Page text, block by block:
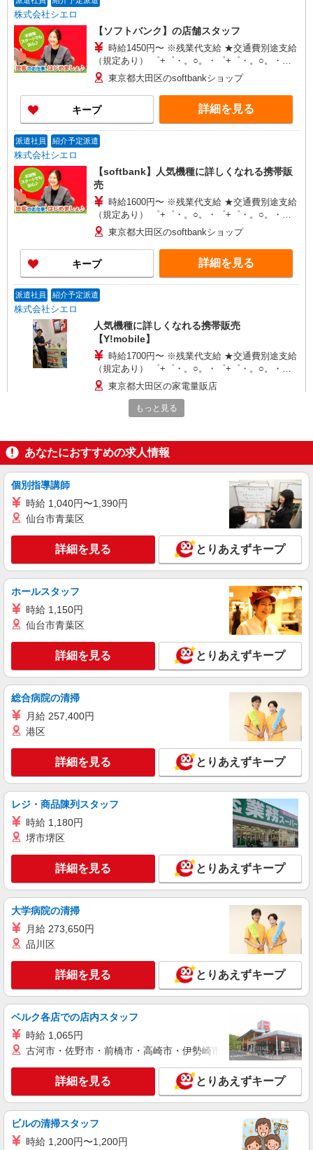
株式会社シエロ
【ソフトバンク】の店舗スタッフ
時給1450円〜 ※残業代支給 ★交通費別途支給
（規定あり） ゜+゜・。○。・゜+゜・。○。・゜
+゜ 入社祝い金10万円支給(規定有) お友達を紹介
頂くと, インセンティブ支給(規定有) ★月2回払
い・週払い可能（規程有）★ ゜・。○。・゜
+゜・。○。・゜+゜
東京都大田区のsoftbankショップ
キープ 詳細を見る
派遣社員 紹介予定派遣
株式会社シエロ
【softbank】人気機種に詳しくなれる携帯販
売
時給1600円〜 ※残業代支給 ★交通費別途支給
（規定あり） ゜+゜・。○。・゜+゜・。○。・゜
+゜ 入社祝い金10万円支給(規定有) お友達を紹介
頂くと, インセンティブ支給(規定有) ★月2回払
い・週払い可能（規程有）★ ゜・。○。・゜
+゜・。○。・゜+゜
東京都大田区のsoftbankショップ
キープ 詳細を見る
派遣社員 紹介予定派遣
株式会社シエロ
人気機種に詳しくなれる携帯販売
【Y!mobile】
時給1700円〜 ※残業代支給 ★交通費別途支給
（規定あり） ゜+゜・。○。・゜+゜・。○。・゜
+゜ 入社祝い金10万円支給(規定有) お友達を紹介
頂くと, インセンティブ支給(規定有) ★月2回払
い・週払い可能（規程有）★ ゜・。○。・゜
+゜・。○。・゜+゜
東京都大田区の家電量販店
派遣社員 紹介予定派遣
株式会社シエロ
【softbank】の携帯販売スタッフ
時給1600円〜 ※残業代支給 ★交通費別途支給
（規定あり） ゜+゜・。○。・゜+゜・。○。・゜
+゜ 入社祝い金10万円支給(規定有) お友達を紹介
頂くと, インセンティブ支給(規定有) ★月2回払
い・週払い可能（規程有）★ ゜・。○。・゜
+゜・。○。・゜+゜
東京都大田区のsoftbankショップ
キープ 詳細を見る
派遣社員 紹介予定派遣
株式会社シエロ
【docomo】人気機種に詳しくなれる携帯販売
時給1650円〜 ※残業代支給 ★交通費別途支給
（規定あり） ゜+゜・。○。・゜+゜・。○。・゜
+゜ 入社祝い金10万円支給(規定有) お友達を紹介
頂くと, インセンティブ支給(規定有) ★月2回払
い・週払い可能（規程有）★ ゜・。○。・゜
東京都大田区のdocomoショップ
キープ 詳細を見る
派遣社員
【softbank】の携帯販売スタッフ
時給1500円〜 ※残業代支給 ★交通費別途支給
（規定あり） ゜+゜・。○。・゜+゜・。○。・゜
+゜ 入社祝い金10万円支給(規定有) お友達を紹介
頂くと, インセンティブ支給(規定有) ★月2回払
い・週払い可能（規程有）★ ゜・。○。・゜
東京都大田区のsoftbankショップ
詳細を見る
紹介予定派遣
株式会社シエロ
スマホ携帯販売【ソフトバンク】
時給1700円〜 ※残業代支給 ★交通費別途支給
（規定あり） ゜+゜・。○。・゜+゜・。○。・゜
頂くと, インセンティブ支給(規定有) ★月2回払
い・週払い可能（規程有）★ ゜・。○。・゜
+゜・。○。・゜+゜
キープ 詳細を見る
派遣社員 紹介予定派遣
【softbank】人気機種に詳しくなれる携帯販
時給1500円〜 ※残業代支給 ★交通費別途支給
（規定あり） ゜+゜・。○。・゜+゜・。○。・゜
+゜ 入社祝い金10万円支給(規定有) お友達を紹介
頂くと, インセンティブ支給(規定有) ★月2回払
い・週払い可能（規程有）★ ゜・。○。・゜
+゜・。○。・゜+゜
東京都大田区のsoftbankショップ
詳細を見る
もっと見る
あなたにおすすめの求人情報
個別指導講師
時給 1,040円〜1,390円
仙台市青葉区
詳細を見る とりあえずキープ
ホールスタッフ
時給 1,150円
仙台市青葉区
詳細を見る とりあえずキープ
総合病院の清掃
月給 257,400円
港区
詳細を見る とりあえずキープ
レジ・商品陳列スタッフ
時給 1,180円
堺市堺区
詳細を見る とりあえずキープ
大学病院の清掃
月給 273,650円
品川区
詳細を見る とりあえずキープ
ベルク各店での店内スタッフ
時給 1,065円
古河市・佐野市・前橋市・高崎市・伊勢崎市・太田市・館林市
詳細を見る とりあえずキープ
ビルの清掃スタッフ
時給 1,200円〜1,200円